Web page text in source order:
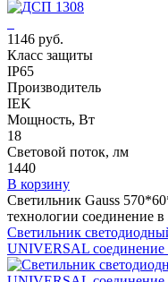
1146 руб.
Класс защиты
IP65
Производитель
IEK
Мощность, Вт
18
Световой поток, лм
1440
В корзину
Светильник Gauss
технологии соединение
Светильник
UNIVERSAL